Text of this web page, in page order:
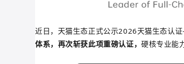
近日，天猫生态正式公示2026天猫生态认
体系，再次斩获此项重磅认证，硬核专业能